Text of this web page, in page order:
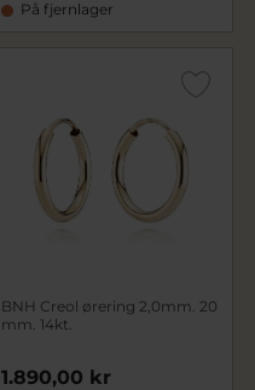
På fjernlager
BNH Creol ørering 2,0mm. 20
mm. 14kt.
1.890,00 kr